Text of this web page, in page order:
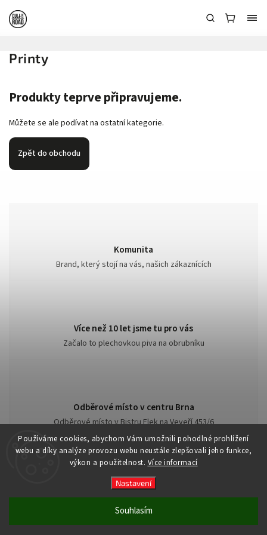
Používáme cookies, abychom Vám umožnili pohodlné prohlížení
webu a díky analýze provozu webu neustále zlepšovali jeho funkce,
výkon a použitelnost. Více informací
Nastavení
Souhlasím
Printy
Produkty teprve připravujeme.
Můžete se ale podívat na ostatní kategorie.
Zpět do obchodu
Komunita
Brand, který stojí na vás, našich zákaznících
Více než 10 let jsme tu pro vás
Začalo to plechovkou piva na obrubníku
Odběrové místo v centru Brna
Odběrové místo v Bistru Flek na Veveří 453/6
Shoptet| Design